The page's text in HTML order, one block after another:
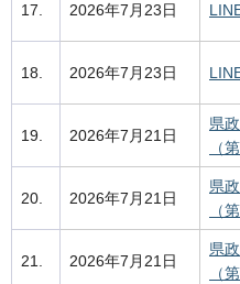
17. 2026年7月23日
18. 2026年7月23日
19. 2026年7月21日
県
（
20. 2026年7月21日
県
（
21. 2026年7月21日
県
（